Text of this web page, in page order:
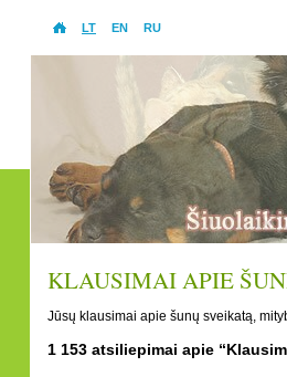
LT EN RU
KLAUSIMAI APIE
Jūsų klausimai apie šunų sveikatą,
1 153 atsiliepimai apie